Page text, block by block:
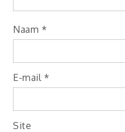
Naam *
E-mail *
Site